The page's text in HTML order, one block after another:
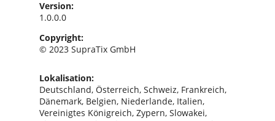
Version:
1.0.0.0
Copyright:
© 2023 SupraTix GmbH
Lokalisation:
Deutschland, Österreich, Schweiz, Frankreich,
Dänemark, Belgien, Niederlande, Italien,
Vereinigtes Königreich, Zypern, Slowakei,